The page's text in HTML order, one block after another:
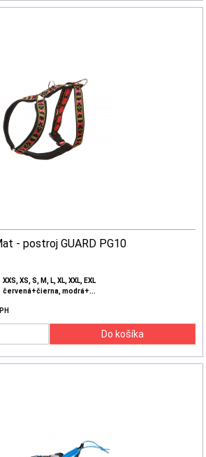
- postroj GUARD PG10
XXS, XS, S, M, L, XL, XXL, EXL
červená+čierna, modrá+...